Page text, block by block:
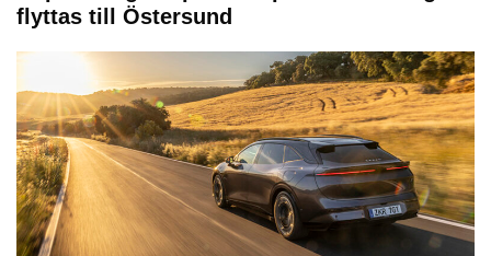
flyttas till Östersund